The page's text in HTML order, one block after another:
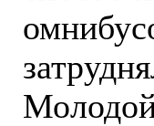
Молодой